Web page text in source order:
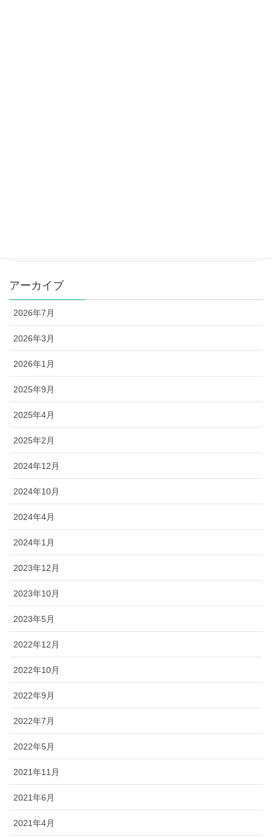
アーカイブ
2026年7月
2026年3月
2026年1月
2025年9月
2025年4月
2025年2月
2024年12月
2024年10月
2024年4月
2024年1月
2023年12月
2023年10月
2023年5月
2022年12月
2022年10月
2022年9月
2022年7月
2022年5月
2021年11月
2021年6月
2021年4月